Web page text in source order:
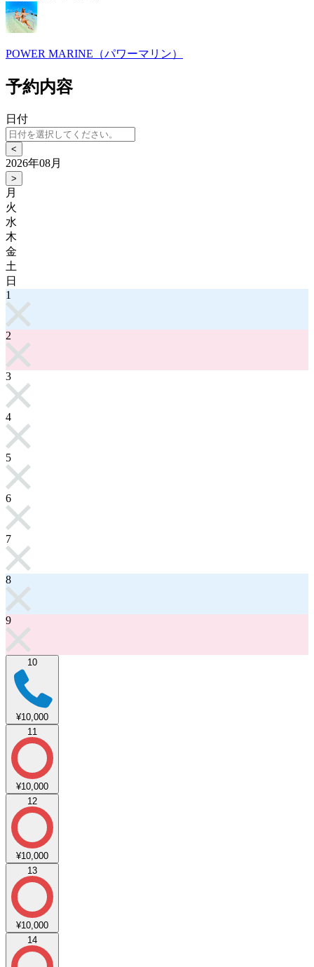
POWER MARINE（パワーマリン）
予約内容
日付
<
2026年08月
>
月
火
水
木
金
土
日
1
2
3
4
5
6
7
8
9
10
¥10,000
11
¥10,000
12
¥10,000
13
¥10,000
14